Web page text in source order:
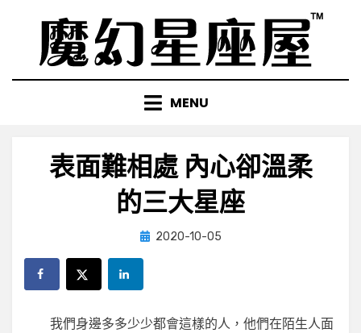
content
MENU
表面難相處 內心卻溫柔
的三大星座
by小編
Posted
2020-10-05
我們身邊多多少少都會這樣的人，他們在陌生人面